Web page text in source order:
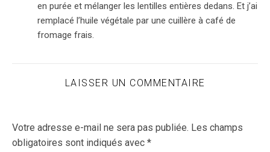
en purée et mélanger les lentilles entières dedans. Et j’ai
remplacé l’huile végétale par une cuillère à café de
fromage frais.
LAISSER UN COMMENTAIRE
Votre adresse e-mail ne sera pas publiée. Les champs
obligatoires sont indiqués avec *